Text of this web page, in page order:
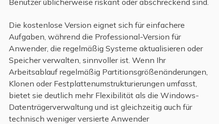
Benutzer üblicherweise riskant oder abschreckend sind.
Die kostenlose Version eignet sich für einfachere
Aufgaben, während die Professional-Version für
Anwender, die regelmäßig Systeme aktualisieren oder
Speicher verwalten, sinnvoller ist. Wenn Ihr
Arbeitsablauf regelmäßig Partitionsgrößenänderungen,
Klonen oder Festplattenumstrukturierungen umfasst,
bietet sie deutlich mehr Flexibilität als die Windows-
Datenträgerverwaltung und ist gleichzeitig auch für
technisch weniger versierte Anwender